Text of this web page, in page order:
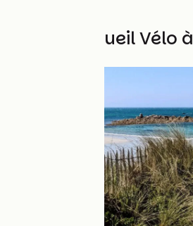
Autres Accueil Vélo